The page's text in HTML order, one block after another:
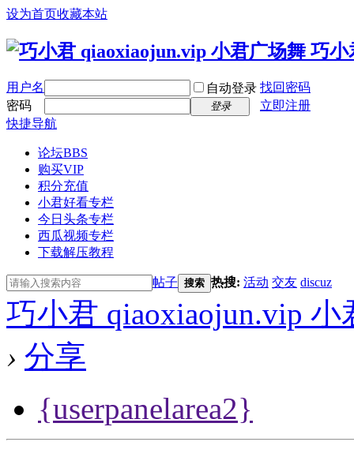
设为首页收藏本站
用户名 自动登录 找回密码
密码
登录
立即注册
快捷导航
论坛BBS
购买VIP
积分充值
小君好看专栏
今日头条专栏
西瓜视频专栏
下载解压教程
帖子 搜索 热搜: 活动 交友 discuz
巧小君 qiaoxiaojun.vip
› 分享
{userpanelarea2}